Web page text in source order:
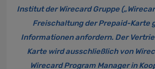
Institut der Wirecard Gruppe
Freischaltung der Prepaid-Karte
Informationen anfordern. Der
Karte wird ausschließlich von
Wirecard Program Manager in